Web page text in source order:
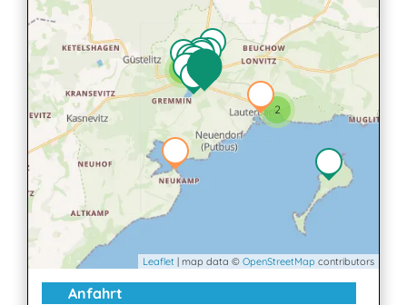
2
2
Leaflet | map data © OpenStreetMap contributors
Anfahrt